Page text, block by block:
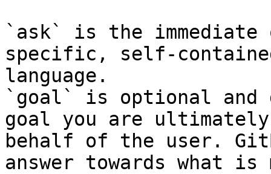
`ask` is the
specific, self-
language.
`goal` is optional and
goal you are
behalf of the user.
answer towards what